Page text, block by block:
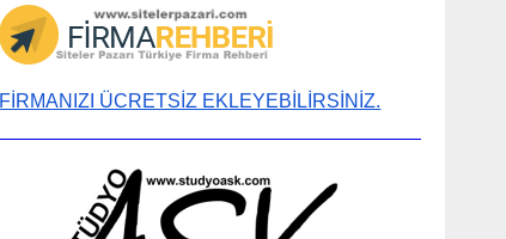
FİRMANIZI ÜCRETSİZ EKLEYEBİLİRSİNİZ.